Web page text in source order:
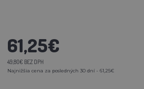
61,25€
49,80€ BEZ DPH
Najnižšia cena za posledných 30 dní - 61,25€